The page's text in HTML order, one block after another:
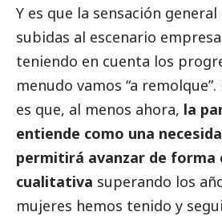
Y es que la sensación
subidas al escenario
teniendo en cuenta los
menudo vamos “a
es que, al menos ahora, la
entiende como una
permitirá avanzar de
cualitativa superando los
mujeres hemos tenido y